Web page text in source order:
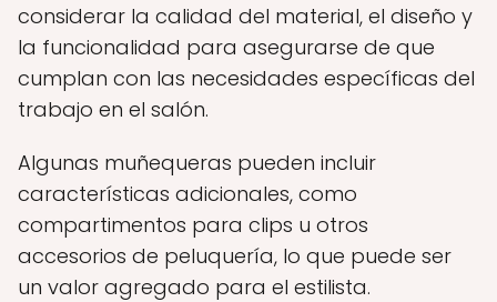
considerar la calidad del material, el diseño y
la funcionalidad para asegurarse de que
cumplan con las necesidades específicas del
trabajo en el salón.
Algunas muñequeras pueden incluir
características adicionales, como
compartimentos para clips u otros
accesorios de peluquería, lo que puede ser
un valor agregado para el estilista.